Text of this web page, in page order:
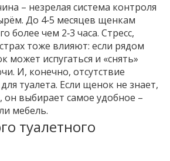
– незрелая система контроля
До 4‑5 месяцев щенкам
более чем 2‑3 часа. Стресс,
тоже влияют: если рядом
может испугаться и «снять»
И, конечно, отсутствие
туалета. Если щенок не знает,
он выбирает самое удобное –
мебель.
туалетного